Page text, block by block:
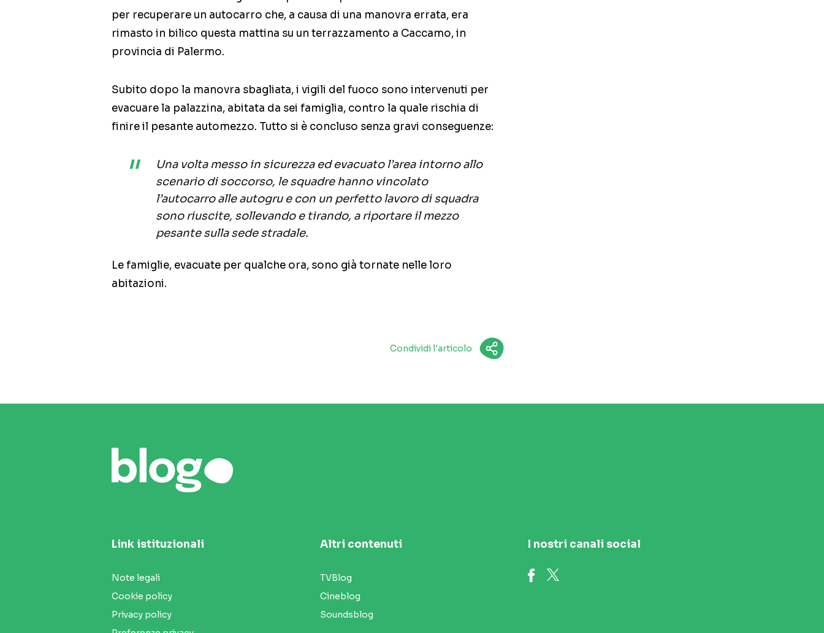
per recuperare un autocarro che, a causa di una manovra errata, era
rimasto in bilico questa mattina su un terrazzamento a Caccamo, in
provincia di Palermo.
Subito dopo la manovra sbagliata, i vigili del fuoco sono intervenuti per
evacuare la palazzina, abitata da sei famiglia, contro la quale rischia di
finire il pesante automezzo. Tutto si è concluso senza gravi conseguenze:
Una volta messo in sicurezza ed evacuato l’area intorno allo
scenario di soccorso, le squadre hanno vincolato
l’autocarro alle autogru e con un perfetto lavoro di squadra
sono riuscite, sollevando e tirando, a riportare il mezzo
pesante sulla sede stradale.
Le famiglie, evacuate per qualche ora, sono già tornate nelle loro
abitazioni.
Condividi l'articolo
Link istituzionali
Note legali
Cookie policy
Privacy policy
Altri contenuti
TVBlog
Cineblog
Soundsblog
I nostri canali social